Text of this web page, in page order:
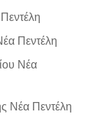
Πεντέλη
Νέα
Νέα Πεντέλη